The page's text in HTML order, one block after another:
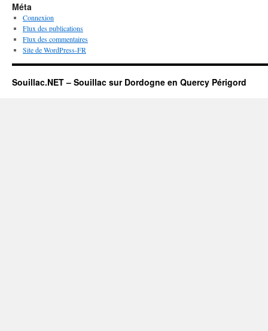
Méta
Connexion
Flux des publications
Flux des commentaires
Site de WordPress-FR
Souillac.NET – Souillac sur Dordogne en Quercy Périgord